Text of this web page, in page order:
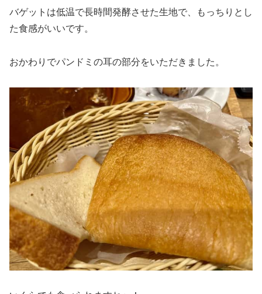
バゲットは低温で長時間発酵させた生地で、もっちりとし
た食感がいいです。
おかわりでパンドミの耳の部分をいただきました。